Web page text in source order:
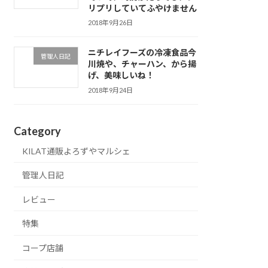
リプリしていてふやけません
2018年9月26日
管理人日記
ニチレイフーズの冷凍食品今
川焼や、チャーハン、から揚
げ、美味しいね！
2018年9月24日
Category
KILAT通販よろずやマルシェ
管理人日記
レビュー
特集
コープ店舗